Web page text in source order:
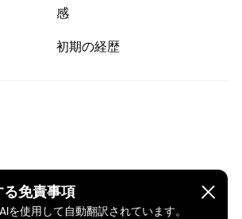
免責事項
を使用して自動翻訳されています。
感
初期の経歴